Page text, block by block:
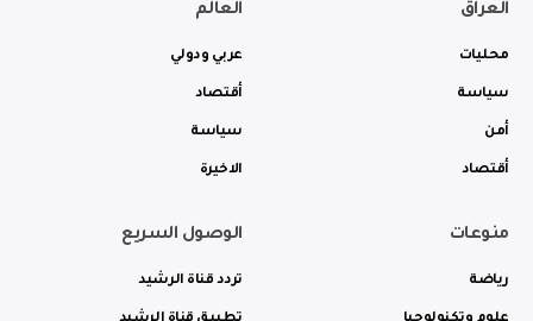
العراق
محليات
سياسة
أمن
أقتصاد
العالم
عربي ودولي
أقتصاد
سياسة
الاخيرة
منوعات
رياضة
الوصول السريع
تردد قناة الرشيد